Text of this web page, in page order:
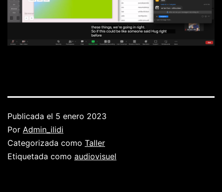
Publicada el 5 enero 2023
Por Admin_ilidi
Categorizada como Taller
Etiquetada como audiovisuel